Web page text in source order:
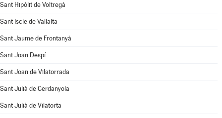
Sant Hipòlit de Voltregà
Sant Iscle de Vallalta
Sant Jaume de Frontanyà
Sant Joan Despí
Sant Joan de Vilatorrada
Sant Julià de Cerdanyola
Sant Julià de Vilatorta